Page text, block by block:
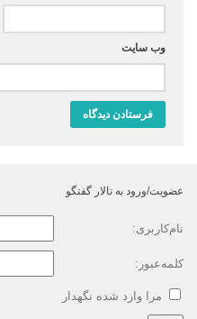
وب‌ سایت
عضویت/ورود به تالار گفتگو
نام‌کاربری:
کلمه‌عبور:
مرا وارد شده نگهدار